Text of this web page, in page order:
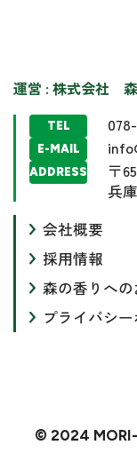
運営 : 株式会社
TEL
E-MAIL
ADDRESS
〒
兵
会社概要
採用情報
森の香りへ
プライバシ
© 2024 MORI-